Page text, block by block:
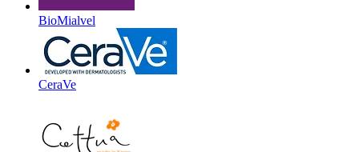
BioMialvel
CeraVe